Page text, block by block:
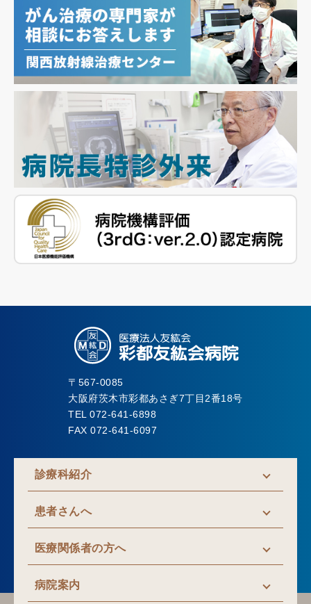
〒567-0085
大阪府茨木市彩都あさぎ7丁目2番18号
TEL 072-641-6898
FAX 072-641-6097
診療科紹介
患者さんへ
医療関係者の方へ
病院案内